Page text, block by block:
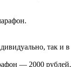
так и в
— 2000 рублей,